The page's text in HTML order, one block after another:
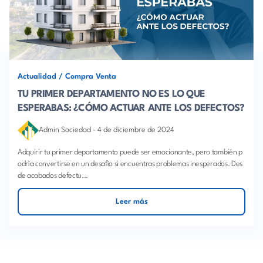
Actualidad / Compra Venta
TU PRIMER DEPARTAMENTO NO ES LO QUE
ESPERABAS: ¿CÓMO ACTUAR ANTE LOS DEFECTOS?
Admin Sociedad - 4 de diciembre de 2024
Adquirir tu primer departamento puede ser emocionante, pero también p
odría convertirse en un desafío si encuentras problemas inesperados. Des
de acabados defectu...
Leer más